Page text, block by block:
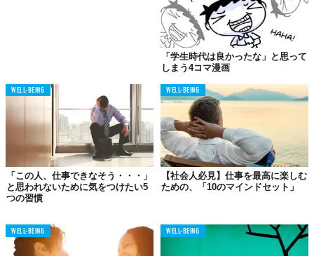
本当はどっかで遊んでいたいさ
「学生時代は良かったな」と思って
しまう4コマ漫画
WELL-BEING
「この人、仕事できなそう・・・」
と思われないために気をつけたい5
つの習慣
WELL-BEING
【社会人必見】仕事を最高に楽しむ
ための、「10のマインドセット」
WELL-BEING WELL-BEING